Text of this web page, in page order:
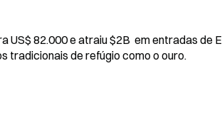
US$ 82.000 e atraiu $2B  em entradas de
tradicionais de refúgio como o ouro.